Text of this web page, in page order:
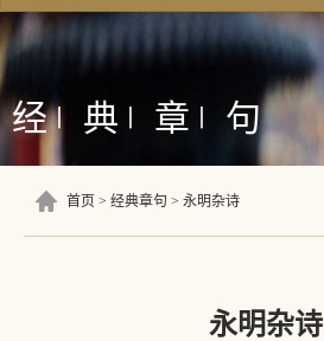
经丨 典 章 句
首页 经典章句 永明杂诗
永明杂诗